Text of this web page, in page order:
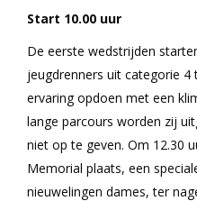
Start 10.00 uur
De eerste wedstrijden
jeugdrenners uit categorie
ervaring opdoen met een
lange parcours worden zij
niet op te geven. Om 12.30
Memorial plaats, een
nieuwelingen dames, ter